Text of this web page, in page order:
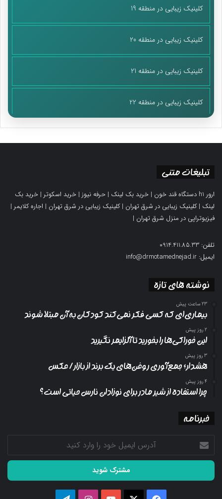
کلینیک زیبایی در منطقه 19
کلینیک زیبایی در منطقه 20
کلینیک زیبایی در منطقه 21
کلینیک زیبایی در منطقه 22
تبلیغات متنی
ارور h1 دستگاه قند خون | خرید بک لینک | حرفه نیوز | خرید اسکوتر | خرید بک
لینک |کلینیک زیبایی در شرق تهران |کلینیک زیبایی در شرق تهران | اجاره کلایمر |
فیزیوتراپی در منزل شرق تهران |
تلفن: 0914.411.85.33
ایمیل: info@drmotamednejad.ir
نوشته های تازه
23 ساعت پیش
بیماری‌ای که کسی فکر نمی‌کند کودکان به آن مبتلا شوند
2 روز پیش
این خوراکی‌ها را بخورید تا آلزایمر نگیرید
3 روز پیش
هشدار؛ جمع‌آوری روغن‌های یک برند از بازار/ عکس
4 روز پیش
چرا استفاده از شیر مادر برای نوزادان نارس حیاتی است؟
خبرنامه
آدرس
ایمیل
خود
وارد